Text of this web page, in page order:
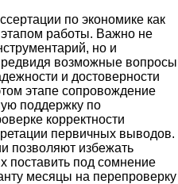
по экономике как
работы. Важно не
но и
возможные вопросы
и достоверности
этапе сопровождение
поддержку по
корректности
первичных выводов.
позволяют избежать
поставить под сомнение
месяцы на перепроверку